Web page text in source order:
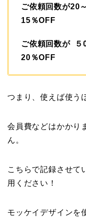
ご依頼回数が
15％OFF
ご依頼回数が
20％OFF
つまり、使えば使う
会員費などはかかり
ん。
こちらで記録させて
用ください！
モッケイデザインを